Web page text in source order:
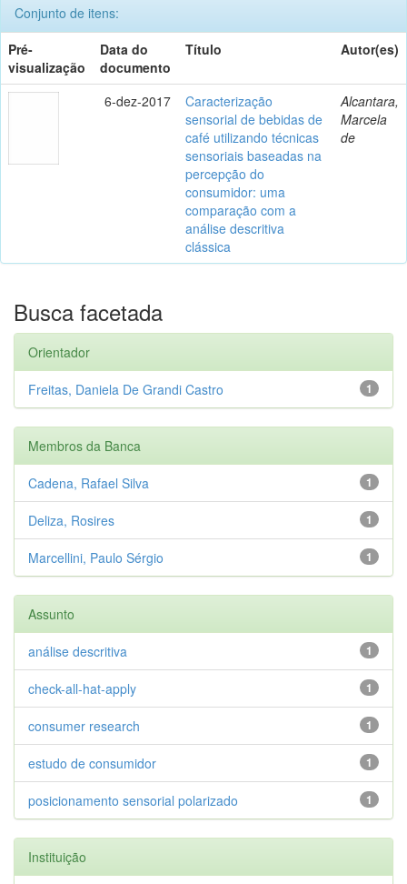
Conjunto de itens:
Pré-
visualização
Data do
documento
Título Autor(es)
6-dez-2017
Caracterização
sensorial de bebidas de
café utilizando técnicas
sensoriais baseadas na
percepção do
consumidor: uma
comparação com a
análise descritiva
clássica
Alcantara,
Marcela
de
Busca facetada
Orientador
1
Freitas, Daniela De Grandi Castro
Membros da Banca
1
Cadena, Rafael Silva
1
Deliza, Rosires
1
Marcellini, Paulo Sérgio
Assunto
1
análise descritiva
1
check-all-hat-apply
1
consumer research
1
estudo de consumidor
1
posicionamento sensorial polarizado
Instituição